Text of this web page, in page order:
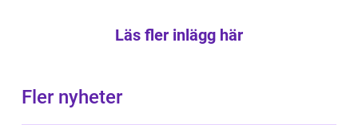
Läs fler inlägg här
Fler nyheter